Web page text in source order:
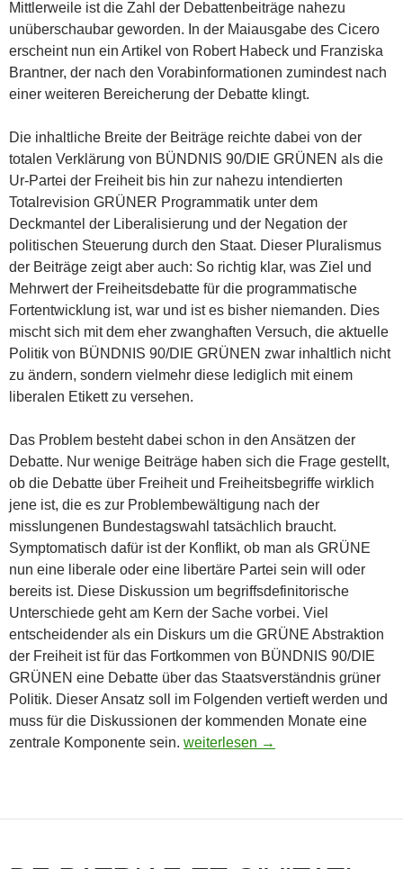
Mittlerweile ist die Zahl der Debattenbeiträge nahezu
unüberschaubar geworden. In der Maiausgabe des Cicero
erscheint nun ein Artikel von Robert Habeck und Franziska
Brantner, der nach den Vorabinformationen zumindest nach
einer weiteren Bereicherung der Debatte klingt.
Die inhaltliche Breite der Beiträge reichte dabei von der
totalen Verklärung von BÜNDNIS 90/DIE GRÜNEN als die
Ur-Partei der Freiheit bis hin zur nahezu intendierten
Totalrevision GRÜNER Programmatik unter dem
Deckmantel der Liberalisierung und der Negation der
politischen Steuerung durch den Staat. Dieser Pluralismus
der Beiträge zeigt aber auch: So richtig klar, was Ziel und
Mehrwert der Freiheitsdebatte für die programmatische
Fortentwicklung ist, war und ist es bisher niemanden. Dies
mischt sich mit dem eher zwanghaften Versuch, die aktuelle
Politik von BÜNDNIS 90/DIE GRÜNEN zwar inhaltlich nicht
zu ändern, sondern vielmehr diese lediglich mit einem
liberalen Etikett zu versehen.
Das Problem besteht dabei schon in den Ansätzen der
Debatte. Nur wenige Beiträge haben sich die Frage gestellt,
ob die Debatte über Freiheit und Freiheitsbegriffe wirklich
jene ist, die es zur Problembewältigung nach der
misslungenen Bundestagswahl tatsächlich braucht.
Symptomatisch dafür ist der Konflikt, ob man als GRÜNE
nun eine liberale oder eine libertäre Partei sein will oder
bereits ist. Diese Diskussion um begriffsdefinitorische
Unterschiede geht am Kern der Sache vorbei. Viel
entscheidender als ein Diskurs um die GRÜNE Abstraktion
der Freiheit ist für das Fortkommen von BÜNDNIS 90/DIE
GRÜNEN eine Debatte über das Staatsverständnis grüner
Politik. Dieser Ansatz soll im Folgenden vertieft werden und
muss für die Diskussionen der kommenden Monate eine
zentrale Komponente sein. Die Chimäre eines grünen
weiterlesen →